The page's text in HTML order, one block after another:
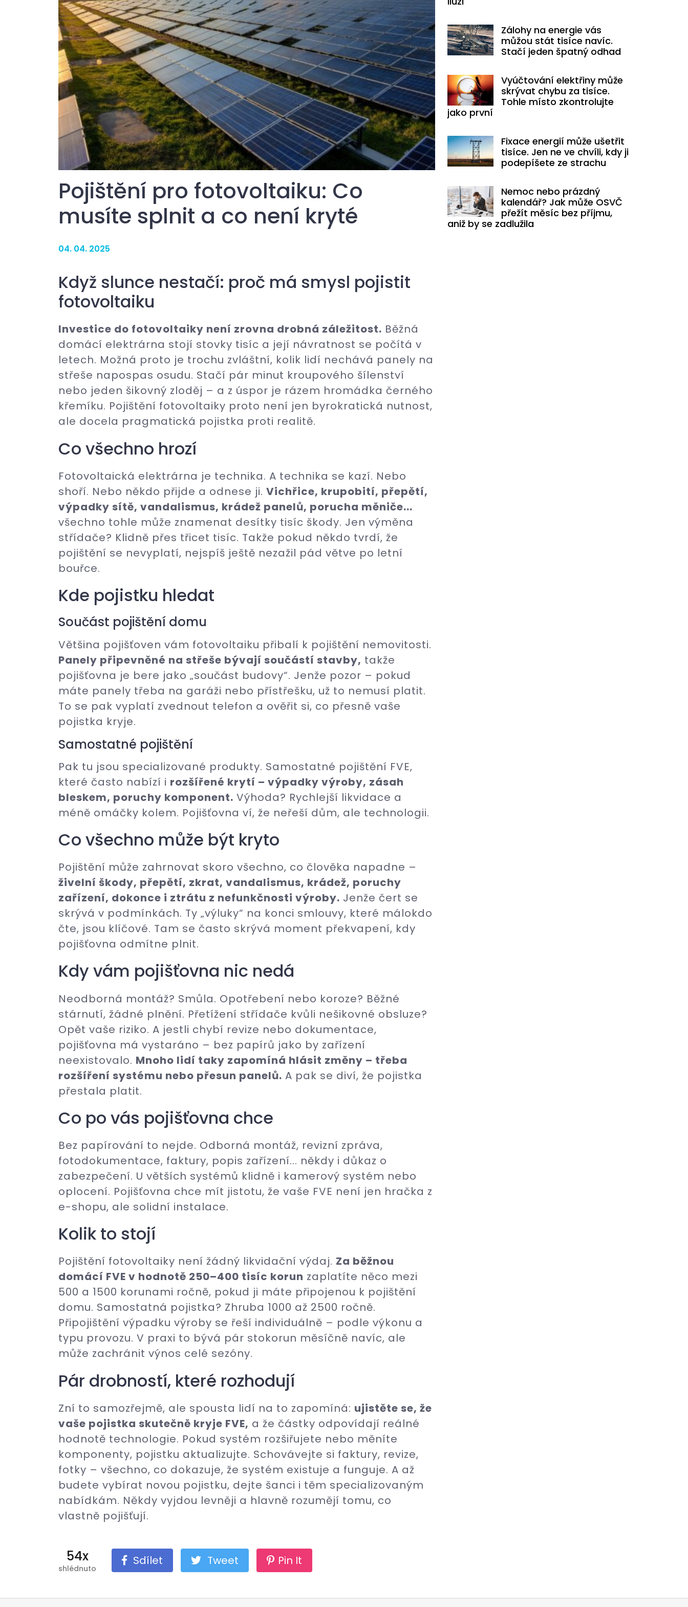
Pojištění pro fotovoltaiku: Co
musíte splnit a co není kryté
04. 04. 2025
Když slunce nestačí: proč má smysl pojistit
fotovoltaiku
Investice do fotovoltaiky není zrovna drobná záležitost. Běžná
domácí elektrárna stojí stovky tisíc a její návratnost se počítá v
letech. Možná proto je trochu zvláštní, kolik lidí nechává panely na
střeše napospas osudu. Stačí pár minut kroupového šílenství
nebo jeden šikovný zloděj – a z úspor je rázem hromádka černého
křemíku. Pojištění fotovoltaiky proto není jen byrokratická nutnost,
ale docela pragmatická pojistka proti realitě.
Co všechno hrozí
Fotovoltaická elektrárna je technika. A technika se kazí. Nebo
shoří. Nebo někdo přijde a odnese ji. Vichřice, krupobití, přepětí,
výpadky sítě, vandalismus, krádež panelů, porucha měniče...
všechno tohle může znamenat desítky tisíc škody. Jen výměna
střídače? Klidně přes třicet tisíc. Takže pokud někdo tvrdí, že
pojištění se nevyplatí, nejspíš ještě nezažil pád větve po letní
bouřce.
Kde pojistku hledat
Součást pojištění domu
Většina pojišťoven vám fotovoltaiku přibalí k pojištění nemovitosti.
Panely připevněné na střeše bývají součástí stavby, takže
pojišťovna je bere jako „součást budovy“. Jenže pozor – pokud
máte panely třeba na garáži nebo přístřešku, už to nemusí platit.
To se pak vyplatí zvednout telefon a ověřit si, co přesně vaše
pojistka kryje.
Samostatné pojištění
Pak tu jsou specializované produkty. Samostatné pojištění FVE,
které často nabízí i rozšířené krytí – výpadky výroby, zásah
bleskem, poruchy komponent. Výhoda? Rychlejší likvidace a
méně omáčky kolem. Pojišťovna ví, že neřeší dům, ale technologii.
Co všechno může být kryto
Pojištění může zahrnovat skoro všechno, co člověka napadne –
živelní škody, přepětí, zkrat, vandalismus, krádež, poruchy
zařízení, dokonce i ztrátu z nefunkčnosti výroby. Jenže čert se
skrývá v podmínkách. Ty „výluky“ na konci smlouvy, které málokdo
čte, jsou klíčové. Tam se často skrývá moment překvapení, kdy
pojišťovna odmítne plnit.
Kdy vám pojišťovna nic nedá
Neodborná montáž? Smůla. Opotřebení nebo koroze? Běžné
stárnutí, žádné plnění. Přetížení střídače kvůli nešikovné obsluze?
Opět vaše riziko. A jestli chybí revize nebo dokumentace,
pojišťovna má vystaráno – bez papírů jako by zařízení
neexistovalo. Mnoho lidí taky zapomíná hlásit změny – třeba
rozšíření systému nebo přesun panelů. A pak se diví, že pojistka
přestala platit.
Co po vás pojišťovna chce
Bez papírování to nejde. Odborná montáž, revizní zpráva,
fotodokumentace, faktury, popis zařízení... někdy i důkaz o
zabezpečení. U větších systémů klidně i kamerový systém nebo
oplocení. Pojišťovna chce mít jistotu, že vaše FVE není jen hračka z
e-shopu, ale solidní instalace.
Kolik to stojí
Pojištění fotovoltaiky není žádný likvidační výdaj. Za běžnou
domácí FVE v hodnotě 250–400 tisíc korun zaplatíte něco mezi
500 a 1500 korunami ročně, pokud ji máte připojenou k pojištění
domu. Samostatná pojistka? Zhruba 1000 až 2500 ročně.
Připojištění výpadku výroby se řeší individuálně – podle výkonu a
typu provozu. V praxi to bývá pár stokorun měsíčně navíc, ale
může zachránit výnos celé sezóny.
Pár drobností, které rozhodují
Zní to samozřejmě, ale spousta lidí na to zapomíná: ujistěte se, že
vaše pojistka skutečně kryje FVE, a že částky odpovídají reálné
hodnotě technologie. Pokud systém rozšiřujete nebo měníte
komponenty, pojistku aktualizujte. Schovávejte si faktury, revize,
fotky – všechno, co dokazuje, že systém existuje a funguje. A až
budete vybírat novou pojistku, dejte šanci i těm specializovaným
nabídkám. Někdy vyjdou levněji a hlavně rozumějí tomu, co
vlastně pojišťují.
54x
shlédnuto
Sdílet Tweet Pin It
Zálohy na energie vás
můžou stát tisíce navíc.
Stačí jeden špatný odhad
Vyúčtování elektřiny může
skrývat chybu za tisíce.
Tohle místo zkontrolujte
jako první
Fixace energií může ušetřit
tisíce. Jen ne ve chvíli, kdy ji
podepíšete ze strachu
Nemoc nebo prázdný
kalendář? Jak může OSVČ
přežít měsíc bez příjmu,
aniž by se zadlužila